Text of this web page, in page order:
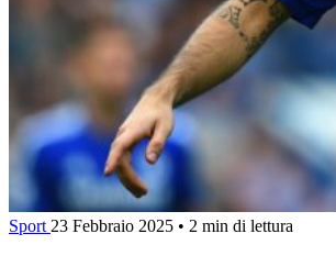
Sport 23 Febbraio 2025 • 2 min di lettura